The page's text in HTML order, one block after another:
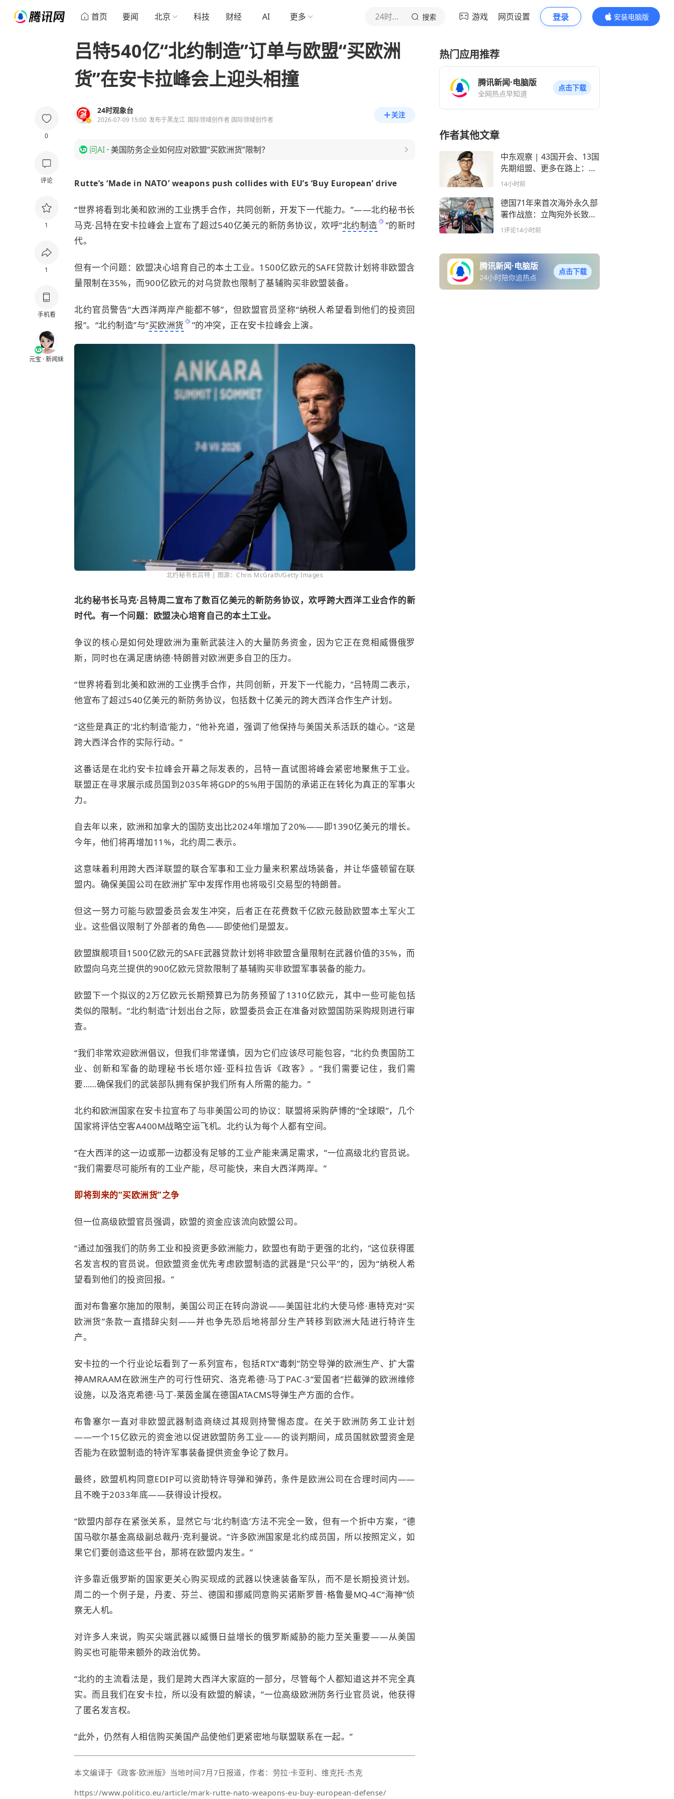
首页 要闻 北京 科技 财经 AI 更多 24时观象台 搜索 游戏 网页设置 登录
安装电脑版
内容更精彩
0
评论
1
1
手机看
元宝 · 新闻妹
吕特540亿“北约制造”订单与欧盟“买欧洲
货”在安卡拉峰会上迎头相撞
24时观象台
2026-07-09 15:00 发布于黑龙江 国际领域创作者 国际领域创作者
关注
问AI · 美国防务企业如何应对欧盟“买欧洲货”限制？
Rutte’s ‘Made in NATO’ weapons push collides with EU’s ‘Buy European’ drive
“世界将看到北美和欧洲的工业携手合作，共同创新，开发下一代能力。”——北约秘书长
马克·吕特在安卡拉峰会上宣布了超过540亿美元的新防务协议，欢呼“北约制造
”的新时
代。
但有一个问题：欧盟决心培育自己的本土工业。1500亿欧元的SAFE贷款计划将非欧盟含
量限制在35%，而900亿欧元的对乌贷款也限制了基辅购买非欧盟装备。
北约官员警告“大西洋两岸产能都不够”，但欧盟官员坚称“纳税人希望看到他们的投资回
报”。“北约制造”与“买欧洲货 ”的冲突，正在安卡拉峰会上演。
北约秘书长吕特 | 图源：Chris McGrath/Getty Images
北约秘书长马克·吕特周二宣布了数百亿美元的新防务协议，欢呼跨大西洋工业合作的新
时代。有一个问题：欧盟决心培育自己的本土工业。
争议的核心是如何处理欧洲为重新武装注入的大量防务资金，因为它正在竞相威慑俄罗
斯，同时也在满足唐纳德·特朗普对欧洲更多自卫的压力。
“世界将看到北美和欧洲的工业携手合作，共同创新，开发下一代能力，”吕特周二表示，
他宣布了超过540亿美元的新防务协议，包括数十亿美元的跨大西洋合作生产计划。
“这些是真正的‘北约制造’能力，”他补充道，强调了他保持与美国关系活跃的雄心。“这是
跨大西洋合作的实际行动。”
这番话是在北约安卡拉峰会开幕之际发表的，吕特一直试图将峰会紧密地聚焦于工业。
联盟正在寻求展示成员国到2035年将GDP的5%用于国防的承诺正在转化为真正的军事火
力。
自去年以来，欧洲和加拿大的国防支出比2024年增加了20%——即1390亿美元的增长。
今年，他们将再增加11%，北约周二表示。
这意味着利用跨大西洋联盟的联合军事和工业力量来积累战场装备，并让华盛顿留在联
盟内。确保美国公司在欧洲扩军中发挥作用也将吸引交易型的特朗普。
但这一努力可能与欧盟委员会发生冲突，后者正在花费数千亿欧元鼓励欧盟本土军火工
业。这些倡议限制了外部者的角色——即使他们是盟友。
欧盟旗舰项目1500亿欧元的SAFE武器贷款计划将非欧盟含量限制在武器价值的35%，而
欧盟向乌克兰提供的900亿欧元贷款限制了基辅购买非欧盟军事装备的能力。
欧盟下一个拟议的2万亿欧元长期预算已为防务预留了1310亿欧元，其中一些可能包括
类似的限制。“北约制造”计划出台之际，欧盟委员会正在准备对欧盟国防采购规则进行审
查。
“我们非常欢迎欧洲倡议，但我们非常谨慎，因为它们应该尽可能包容，”北约负责国防工
业、创新和军备的助理秘书长塔尔娅·亚科拉告诉《政客》。“我们需要记住，我们需
要……确保我们的武装部队拥有保护我们所有人所需的能力。”
北约和欧洲国家在安卡拉宣布了与非美国公司的协议：联盟将采购萨博的“全球眼”，几个
国家将评估空客A400M战略空运飞机。北约认为每个人都有空间。
“在大西洋的这一边或那一边都没有足够的工业产能来满足需求，”一位高级北约官员说。
“我们需要尽可能所有的工业产能，尽可能快，来自大西洋两岸。”
即将到来的“买欧洲货”之争
但一位高级欧盟官员强调，欧盟的资金应该流向欧盟公司。
“通过加强我们的防务工业和投资更多欧洲能力，欧盟也有助于更强的北约，”这位获得匿
名发言权的官员说。但欧盟资金优先考虑欧盟制造的武器是“只公平”的，因为“纳税人希
望看到他们的投资回报。”
面对布鲁塞尔施加的限制，美国公司正在转向游说——美国驻北约大使马修·惠特克对“买
欧洲货”条款一直措辞尖刻——并也争先恐后地将部分生产转移到欧洲大陆进行特许生
产。
安卡拉的一个行业论坛看到了一系列宣布，包括RTX“毒刺”防空导弹的欧洲生产、扩大雷
神AMRAAM在欧洲生产的可行性研究、洛克希德·马丁PAC-3“爱国者”拦截弹的欧洲维修
设施，以及洛克希德·马丁-莱茵金属在德国ATACMS导弹生产方面的合作。
布鲁塞尔一直对非欧盟武器制造商绕过其规则持警惕态度。在关于欧洲防务工业计划
——一个15亿欧元的资金池以促进欧盟防务工业——的谈判期间，成员国就欧盟资金是
否能为在欧盟制造的特许军事装备提供资金争论了数月。
最终，欧盟机构同意EDIP可以资助特许导弹和弹药，条件是欧洲公司在合理时间内——
且不晚于2033年底——获得设计授权。
“欧盟内部存在紧张关系，显然它与‘北约制造’方法不完全一致，但有一个折中方案，”德
国马歇尔基金高级副总裁丹·克利曼说。“许多欧洲国家是北约成员国，所以按照定义，如
果它们要创造这些平台，那将在欧盟内发生。”
许多靠近俄罗斯的国家更关心购买现成的武器以快速装备军队，而不是长期投资计划。
周二的一个例子是， 丹麦、芬兰、德国和挪威同意购买诺斯罗普·格鲁曼MQ-4C“海神”侦
察无人机。
对许多人来说，购买尖端武器以威慑日益增长的俄罗斯威胁的能力至关重要——从美国
购买也可能带来额外的政治优势。
“北约的主流看法是，我们是跨大西洋大家庭的一部分，尽管每个人都知道这并不完全真
实。而且我们在安卡拉，所以没有欧盟的解读，”一位高级欧洲防务行业官员说，他获得
了匿名发言权。
“此外，仍然有人相信购买美国产品使他们更紧密地与联盟联系在一起。”
本文编译于《政客·欧洲版》当地时间7月7日报道，作者：劳拉·卡亚利、维克托·杰克
https://www.politico.eu/article/mark-rutte-nato-weapons-eu-buy-european-defense/
热门应用推荐
腾讯新闻·电脑版
全网热点早知道
点击下载
作者其他文章
中东观察 | 43国开会、13国
先期组盟、更多在路上：沙
特领导的红海护航联盟正在
14小时前
德国71年来首次海外永久部
署作战旅：立陶宛外长致
谢，称此举“威慑俄罗斯、保
1评论14小时前
腾讯新闻·电脑版
24小时陪你追热点
点击下载